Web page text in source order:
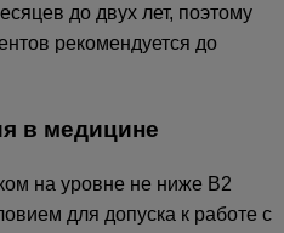
до двух лет, поэтому
рекомендуется до
в медицине
на уровне не ниже B2
для допуска к работе с